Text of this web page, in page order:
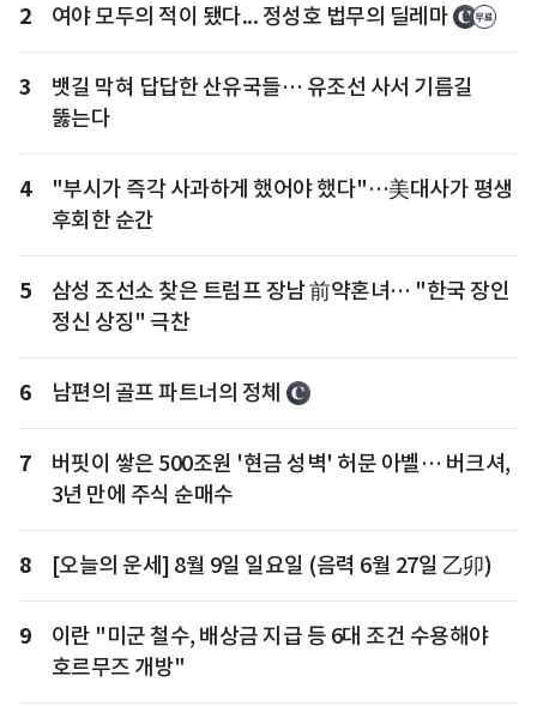
2 여야 모두의 적이 됐다... 정성호 법무의 딜레마
3
뱃길 막혀 답답한 산유국들… 유조선 사서 기름길
뚫는다
4
"부시가 즉각 사과하게 했어야 했다"…美대사가 평생
후회한 순간
5
삼성 조선소 찾은 트럼프 장남 前약혼녀… "한국 장인
정신 상징" 극찬
6 남편의 골프 파트너의 정체
7
버핏이 쌓은 500조원 '현금 성벽' 허문 아벨… 버크셔,
3년 만에 주식 순매수
8 [오늘의 운세] 8월 9일 일요일 (음력 6월 27일 乙卯)
9
이란 "미군 철수, 배상금 지급 등 6대 조건 수용해야
호르무즈 개방"